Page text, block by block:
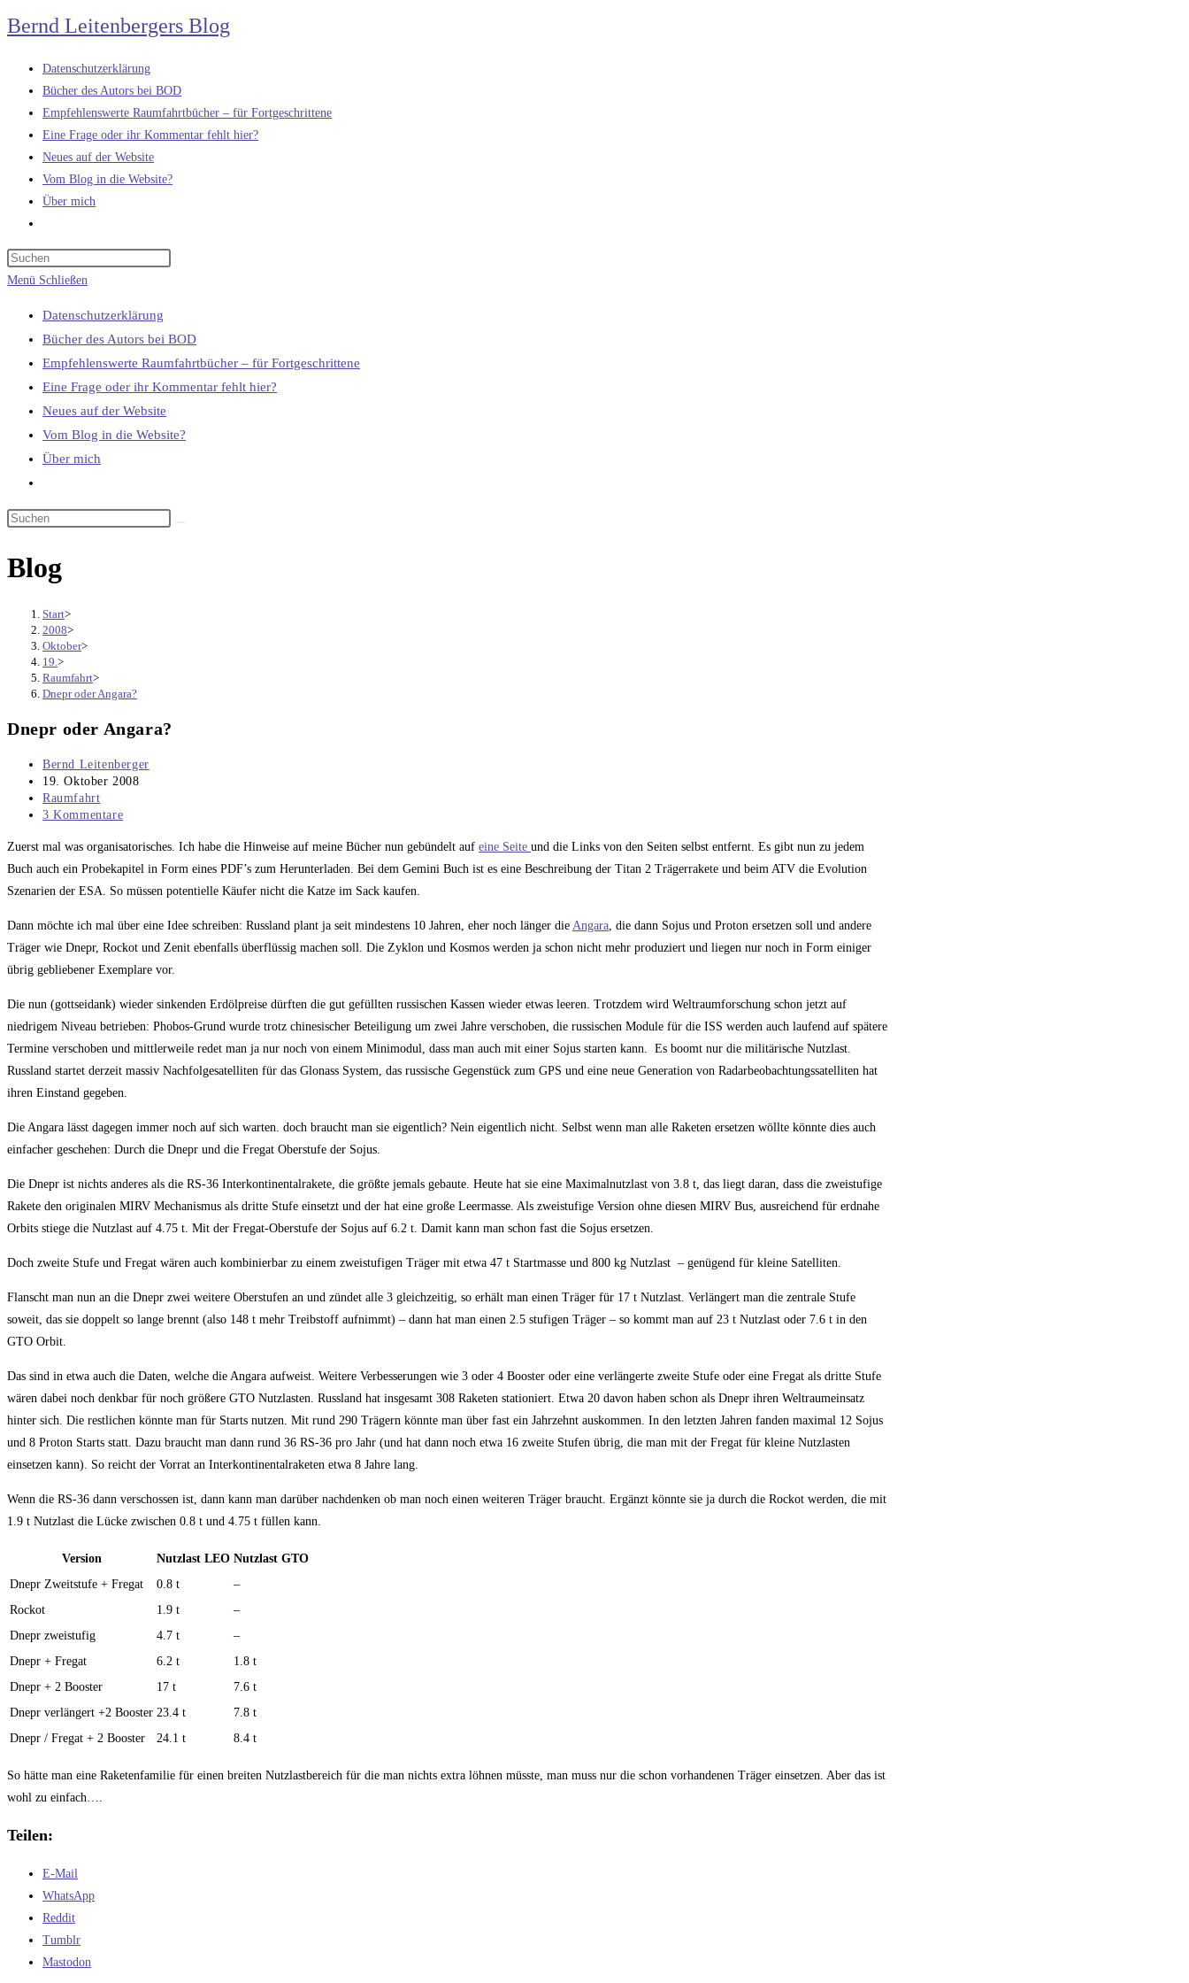
Zum
Inhalt
springen
Bernd Leitenbergers Blog
Datenschutzerklärung
Bücher des Autors bei BOD
Empfehlenswerte Raumfahrtbücher – für Fortgeschrittene
Eine Frage oder ihr Kommentar fehlt hier?
Neues auf der Website
Vom Blog in die Website?
Über mich
umschalten
Menü Schließen
Datenschutzerklärung
Bücher des Autors bei BOD
Empfehlenswerte Raumfahrtbücher – für Fortgeschrittene
Eine Frage oder ihr Kommentar fehlt hier?
Neues auf der Website
Vom Blog in die Website?
Über mich
umschalten
Blog
Start>
2008>
Oktober>
19. >
Raumfahrt>
Dnepr oder Angara?
Dnepr oder Angara?
Beitrags-
Autor:
Bernd Leitenberger
Beitrag
veröffentlicht:
19. Oktober 2008
Beitrags-
Kategorie:
Raumfahrt
Beitrags-
3 Kommentare
Zuerst mal was organisatorisches. Ich habe die Hinweise auf meine Bücher nun gebündelt auf eine Seite und die Links von den Seiten selbst entfernt. Es gibt nun zu jedem
Buch auch ein Probekapitel in Form eines PDF’s zum Herunterladen. Bei dem Gemini Buch ist es eine Beschreibung der Titan 2 Trägerrakete und beim ATV die Evolution
Szenarien der ESA. So müssen potentielle Käufer nicht die Katze im Sack kaufen.
Dann möchte ich mal über eine Idee schreiben: Russland plant ja seit mindestens 10 Jahren, eher noch länger die Angara, die dann Sojus und Proton ersetzen soll und andere
Träger wie Dnepr, Rockot und Zenit ebenfalls überflüssig machen soll. Die Zyklon und Kosmos werden ja schon nicht mehr produziert und liegen nur noch in Form einiger
übrig gebliebener Exemplare vor.
Die nun (gottseidank) wieder sinkenden Erdölpreise dürften die gut gefüllten russischen Kassen wieder etwas leeren. Trotzdem wird Weltraumforschung schon jetzt auf
niedrigem Niveau betrieben: Phobos-Grund wurde trotz chinesischer Beteiligung um zwei Jahre verschoben, die russischen Module für die ISS werden auch laufend auf spätere
Termine verschoben und mittlerweile redet man ja nur noch von einem Minimodul, dass man auch mit einer Sojus starten kann. Es boomt nur die militärische Nutzlast.
Russland startet derzeit massiv Nachfolgesatelliten für das Glonass System, das russische Gegenstück zum GPS und eine neue Generation von Radarbeobachtungssatelliten hat
ihren Einstand gegeben.
Die Angara lässt dagegen immer noch auf sich warten. doch braucht man sie eigentlich? Nein eigentlich nicht. Selbst wenn man alle Raketen ersetzen wöllte könnte dies auch
einfacher geschehen: Durch die Dnepr und die Fregat Oberstufe der Sojus.
Die Dnepr ist nichts anderes als die RS-36 Interkontinentalrakete, die größte jemals gebaute. Heute hat sie eine Maximalnutzlast von 3.8 t, das liegt daran, dass die zweistufige
Rakete den originalen MIRV Mechanismus als dritte Stufe einsetzt und der hat eine große Leermasse. Als zweistufige Version ohne diesen MIRV Bus, ausreichend für erdnahe
Orbits stiege die Nutzlast auf 4.75 t. Mit der Fregat-Oberstufe der Sojus auf 6.2 t. Damit kann man schon fast die Sojus ersetzen.
Doch zweite Stufe und Fregat wären auch kombinierbar zu einem zweistufigen Träger mit etwa 47 t Startmasse und 800 kg Nutzlast – genügend für kleine Satelliten.
Flanscht man nun an die Dnepr zwei weitere Oberstufen an und zündet alle 3 gleichzeitig, so erhält man einen Träger für 17 t Nutzlast. Verlängert man die zentrale Stufe
soweit, das sie doppelt so lange brennt (also 148 t mehr Treibstoff aufnimmt) – dann hat man einen 2.5 stufigen Träger – so kommt man auf 23 t Nutzlast oder 7.6 t in den
GTO Orbit.
Das sind in etwa auch die Daten, welche die Angara aufweist. Weitere Verbesserungen wie 3 oder 4 Booster oder eine verlängerte zweite Stufe oder eine Fregat als dritte Stufe
wären dabei noch denkbar für noch größere GTO Nutzlasten. Russland hat insgesamt 308 Raketen stationiert. Etwa 20 davon haben schon als Dnepr ihren Weltraumeinsatz
hinter sich. Die restlichen könnte man für Starts nutzen. Mit rund 290 Trägern könnte man über fast ein Jahrzehnt auskommen. In den letzten Jahren fanden maximal 12 Sojus
und 8 Proton Starts statt. Dazu braucht man dann rund 36 RS-36 pro Jahr (und hat dann noch etwa 16 zweite Stufen übrig, die man mit der Fregat für kleine Nutzlasten
einsetzen kann). So reicht der Vorrat an Interkontinentalraketen etwa 8 Jahre lang.
Wenn die RS-36 dann verschossen ist, dann kann man darüber nachdenken ob man noch einen weiteren Träger braucht. Ergänzt könnte sie ja durch die Rockot werden, die mit
1.9 t Nutzlast die Lücke zwischen 0.8 t und 4.75 t füllen kann.
Version Nutzlast LEO Nutzlast GTO
Dnepr Zweitstufe + Fregat
0.8 t
–
Rockot
1.9 t
–
Dnepr zweistufig
4.7 t
–
Dnepr + Fregat
6.2 t
1.8 t
Dnepr + 2 Booster
17 t
7.6 t
Dnepr verlängert +2 Booster 23.4 t
7.8 t
Dnepr / Fregat + 2 Booster
24.1 t 8.4 t
So hätte man eine Raketenfamilie für einen breiten Nutzlastbereich für die man nichts extra löhnen müsste, man muss nur die schon vorhandenen Träger einsetzen. Aber das ist
wohl zu einfach….
Teilen:
E-Mail
WhatsApp
Reddit
Tumblr
Mastodon